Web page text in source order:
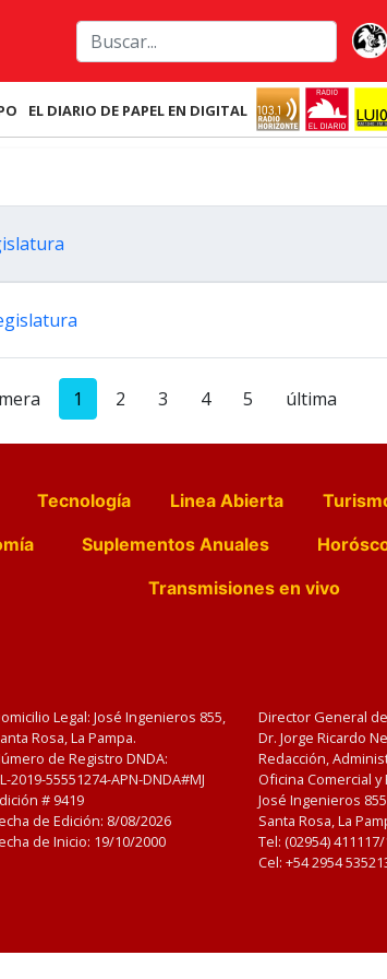
EL DIARIO DE PAPEL EN DIGITAL
1 2 3 4 5 última
Tecnología Linea Abierta
Suplementos Anuales
Transmisiones en vivo
Legal: José Ingenieros 855,
Rosa, La Pampa.
de Registro DNDA:
2019-55551274-APN-DNDA#MJ
# 9419
de Edición: 8/08/2026
de Inicio: 19/10/2000
Director General
Dr. Jorge Ricardo
Redacción,
Oficina Comercial
José Ingenieros
Santa Rosa, La
Tel: (02954)
Cel: +54 2954